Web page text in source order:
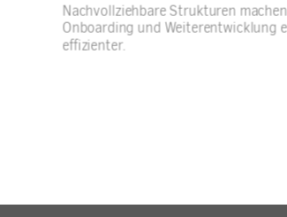
Nachvollziehbare Strukturen machen
Onboarding und Weiterentwicklung
effizienter.